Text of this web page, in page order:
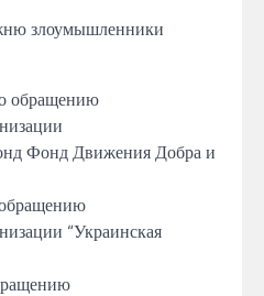
злоумышленники
обращению
Фонд Движения Добра и
“Украинская